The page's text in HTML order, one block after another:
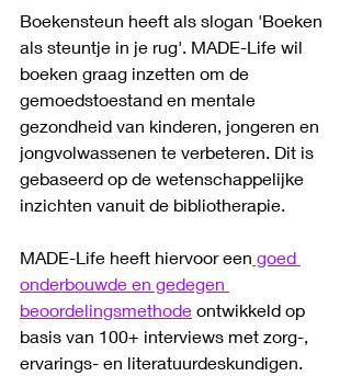
Boekensteun heeft als slogan 'Boeken
als steuntje in je rug'. MADE-Life wil
boeken graag inzetten om de
gemoedstoestand en mentale
gezondheid van kinderen, jongeren en
jongvolwassenen te verbeteren. Dit is
gebaseerd op de wetenschappelijke
inzichten vanuit de bibliotherapie.
MADE-Life heeft hiervoor een goed
onderbouwde en gedegen
beoordelingsmethode ontwikkeld op
basis van 100+ interviews met zorg-,
ervarings- en literatuurdeskundigen.